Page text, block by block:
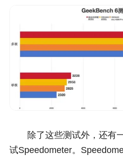
除了这些测试外，还有一
试Speedometer。